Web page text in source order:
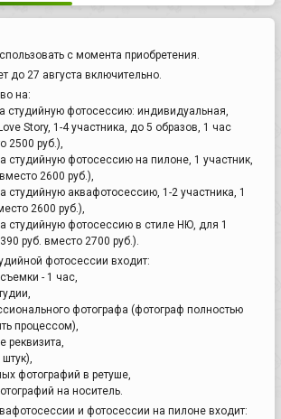
с момента приобретения.
до 27 августа включительно.
на:
студийную фотосессию: индивидуальная,
Story, 1-4 участника, до 5 образов, 1 час
2500 руб.),
студийную фотосессию на пилоне, 1 участник,
2600 руб.),
студийную аквафотосессию, 1-2 участника, 1
2600 руб.),
студийную фотосессию в стиле НЮ, для 1
руб. вместо 2700 руб.).
фотосессии входит:
- 1 час,
фотографа (фотограф полностью
процессом),
реквизита,
фотографий в ретуше,
на носитель.
и фотосессии на пилоне входит: